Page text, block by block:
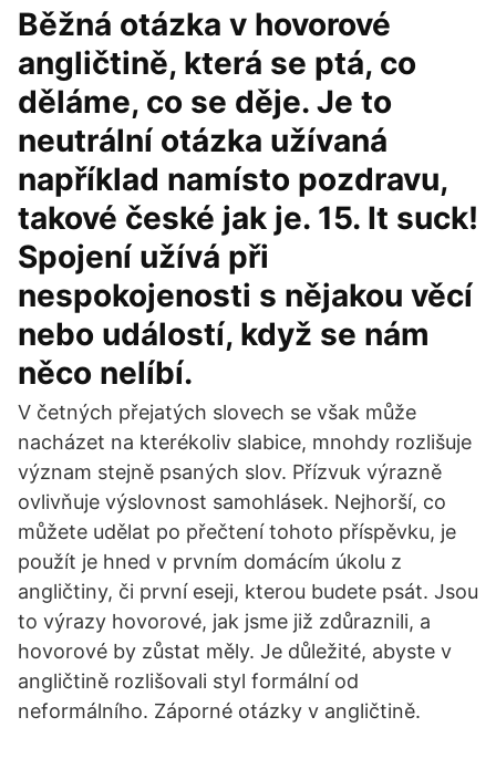
Běžná otázka v hovorové
angličtině, která se ptá, co
děláme, co se děje. Je to
neutrální otázka užívaná
například namísto pozdravu,
takové české jak je. 15. It suck!
Spojení užívá při
nespokojenosti s nějakou věcí
nebo událostí, když se nám
něco nelíbí.
V četných přejatých slovech se však může
nacházet na kterékoliv slabice, mnohdy rozlišuje
význam stejně psaných slov. Přízvuk výrazně
ovlivňuje výslovnost samohlásek. Nejhorší, co
můžete udělat po přečtení tohoto příspěvku, je
použít je hned v prvním domácím úkolu z
angličtiny, či první eseji, kterou budete psát. Jsou
to výrazy hovorové, jak jsme již zdůraznili, a
hovorové by zůstat měly. Je důležité, abyste v
angličtině rozlišovali styl formální od
neformálního. Záporné otázky v angličtině.